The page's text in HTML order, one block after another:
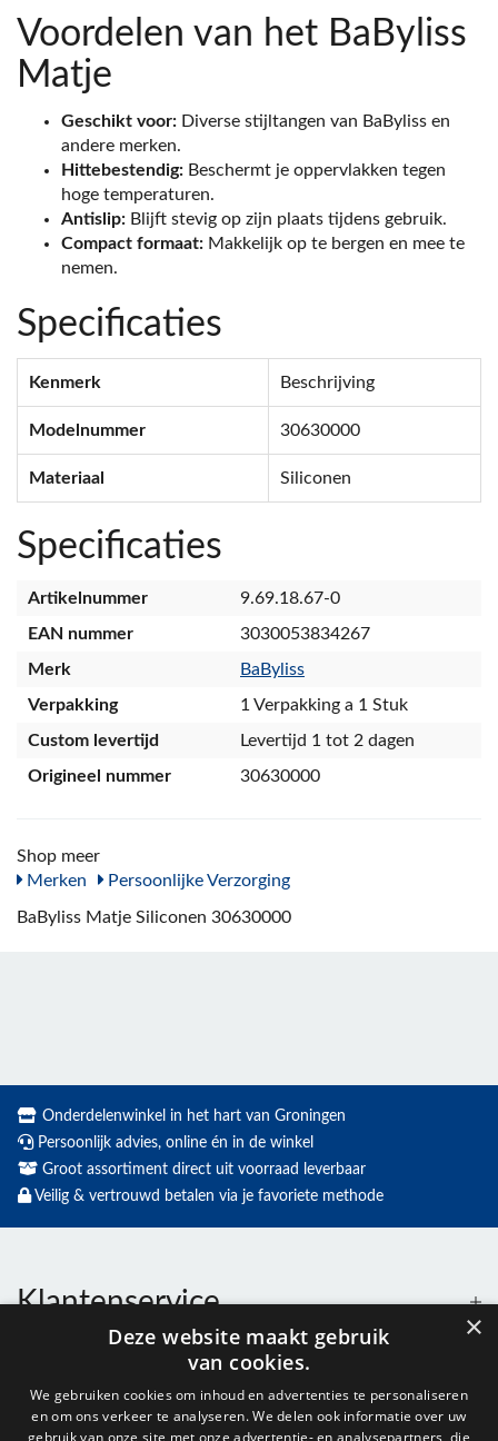
Voordelen van het BaByliss
Matje
Geschikt voor: Diverse stijltangen van BaByliss en
andere merken.
Hittebestendig: Beschermt je oppervlakken tegen
hoge temperaturen.
Antislip: Blijft stevig op zijn plaats tijdens gebruik.
Compact formaat: Makkelijk op te bergen en mee te
nemen.
Specificaties
Kenmerk Beschrijving
Modelnummer 30630000
Materiaal Siliconen
Specificaties
Artikelnummer
9.69.18.67-0
EAN nummer
3030053834267
Merk
BaByliss
Verpakking
1 Verpakking a 1 Stuk
Custom levertijd
Levertijd 1 tot 2 dagen
Origineel nummer
30630000
Shop meer
Merken
Persoonlijke Verzorging
BaByliss Matje Siliconen 30630000
Onderdelenwinkel in het hart van Groningen
Persoonlijk advies, online én in de winkel
Groot assortiment direct uit voorraad leverbaar
Veilig & vertrouwd betalen via je favoriete methode
Klantenservice
×
Deze website maakt gebruik
van cookies.
We gebruiken cookies om inhoud en advertenties te personaliseren
en om ons verkeer te analyseren. We delen ook informatie over uw
gebruik van onze site met onze advertentie- en analysepartners, die